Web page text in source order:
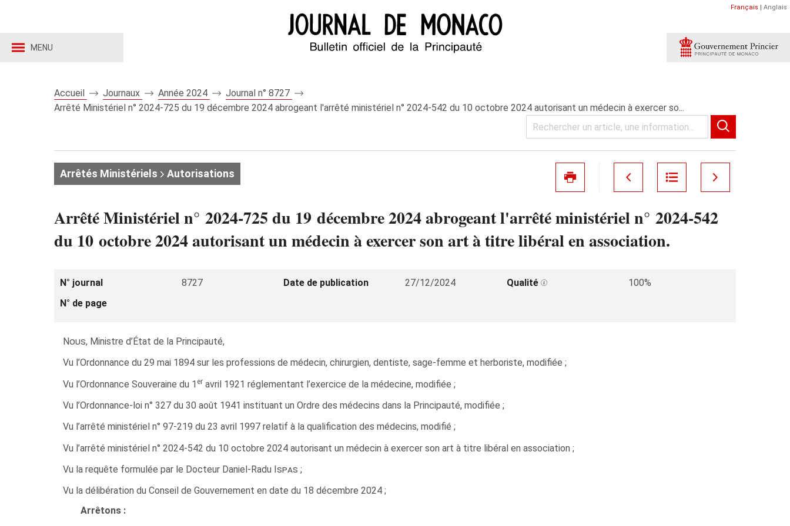
MENU
Français | Anglais
Accueil Journaux Année 2024
Journal n° 8727
Arrêté Ministériel n° 2024‑725 du 19 décembre 2024 abrogeant l'arrêté ministériel n° 2024‑542 du 10 octobre 2024 autorisant un médecin à exercer so...
Arrêtés Ministériels Autorisations
Arrêté Ministériel n° 2024‑725 du 19 décembre 2024 abrogeant l'arrêté ministériel n° 2024‑542
du 10 octobre 2024 autorisant un médecin à exercer son art à titre libéral en association.
N° journal 8727 Date de publication 27/12/2024 Qualité
100%
N° de page
Nous, Ministre d’État de la Principauté,
Vu l’Ordonnance du 29 mai 1894 sur les professions de médecin, chirurgien, dentiste, sage-femme et herboriste, modifiée ;
Vu l’Ordonnance Souveraine du 1 er avril 1921 réglementant l’exercice de la médecine, modifiée ;
Vu l’Ordonnance-loi n° 327 du 30 août 1941 instituant un Ordre des médecins dans la Principauté, modifiée ;
Vu l’arrêté ministériel n° 97‑219 du 23 avril 1997 relatif à la qualification des médecins, modifié ;
Vu l’arrêté ministériel n° 2024‑542 du 10 octobre 2024 autorisant un médecin à exercer son art à titre libéral en association ;
Vu la requête formulée par le Docteur Daniel-Radu Ispas ;
Vu la délibération du Conseil de Gouvernement en date du 18 décembre 2024 ;
Arrêtons :